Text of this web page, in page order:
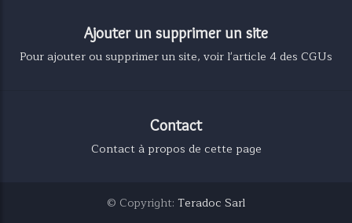
Ajouter un supprimer un site
Pour ajouter ou supprimer un site, voir l'article 4 des CGUs
Contact
Contact à propos de cette page
© Copyright: Teradoc Sarl